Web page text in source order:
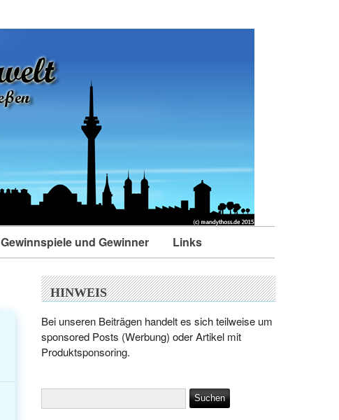
Gewinnspiele und Gewinner Links
HINWEIS
Bei unseren Beiträgen handelt es sich teilweise um
sponsored Posts (Werbung) oder Artikel mit
Produktsponsoring.